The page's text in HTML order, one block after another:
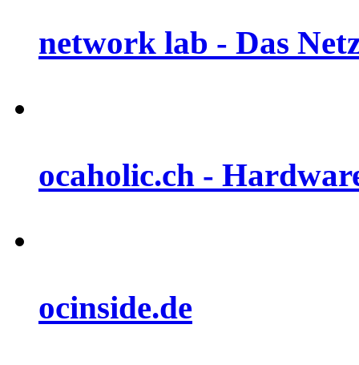
network lab - Das
ocaholic.ch -
ocinside.de